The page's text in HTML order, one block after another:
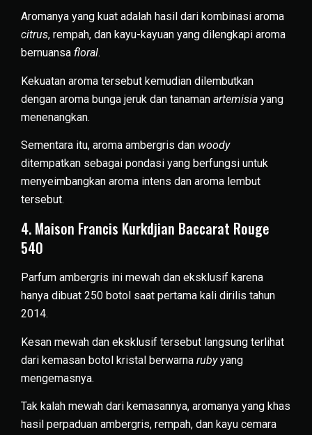
Aromanya yang kuat adalah hasil dari kombinasi aroma
citrus, rempah, dan kayu-kayuan yang dilengkapi aroma
bernuansa floral.
Kekuatan aroma tersebut kemudian dilembutkan
dengan aroma bunga jeruk dan tanaman artemisia yang
menenangkan.
Sementara itu, aroma ambergris dan woody
ditempatkan sebagai pondasi yang berfungsi untuk
menyeimbangkan aroma intens dan aroma lembut
tersebut.
4. Maison Francis Kurkdjian Baccarat Rouge
540
Parfum ambergris ini mewah dan eksklusif karena
hanya dibuat 250 botol saat pertama kali dirilis tahun
2014.
Kesan mewah dan eksklusif tersebut langsung terlihat
dari kemasan botol kristal berwarna rubyyang
mengemasnya.
Tak kalah mewah dari kemasannya, aromanya yang khas
hasil perpaduan ambergris, rempah, dan kayu cemara